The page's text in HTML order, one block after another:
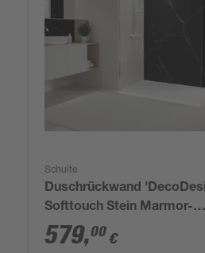
Schulte
Duschrückwand
Softtouch Stein Marmor-
Schwarz 150 x 255 cm
579,00 €